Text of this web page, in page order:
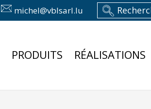
michel@vblsarl.lu
PRODUITS RÉALISATIONS